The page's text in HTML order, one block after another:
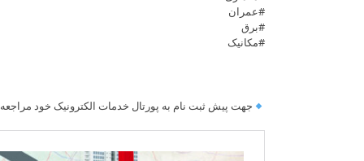
#عمران
#برق
#مکانیک
جهت پیش ثبت نام به پورتال خدمات الکترونیک خود مراجعه